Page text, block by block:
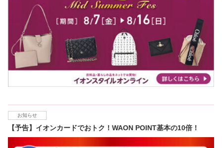
お知らせ
【予告】イオンカードでおトク！WAON POINT基本の10倍！